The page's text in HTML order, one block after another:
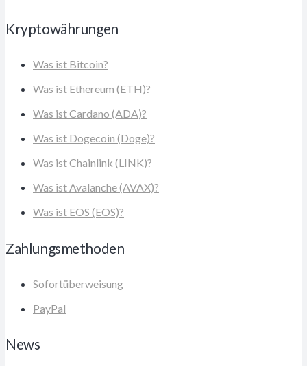
Kryptowährungen
Was ist Bitcoin?
Was ist Ethereum (ETH)?
Was ist Cardano (ADA)?
Was ist Dogecoin (Doge)?
Was ist Chainlink (LINK)?
Was ist Avalanche (AVAX)?
Was ist EOS (EOS)?
Zahlungsmethoden
Sofortüberweisung
PayPal
News